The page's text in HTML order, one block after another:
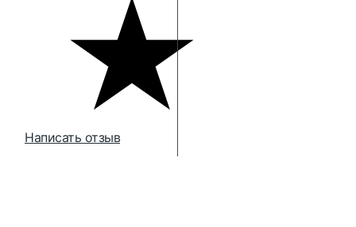
Написать отзыв